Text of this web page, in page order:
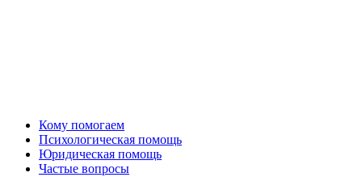
Кому помогаем
Психологическая помощь
Юридическая помощь
Частые вопросы